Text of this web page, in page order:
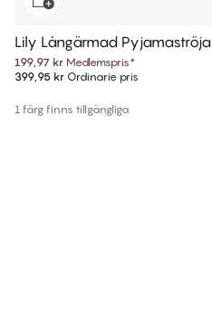
Lily Långärmad Pyjamaströja
199,97 kr Medlemspris*
399,95 kr Ordinarie pris
1 färg finns tillgängliga